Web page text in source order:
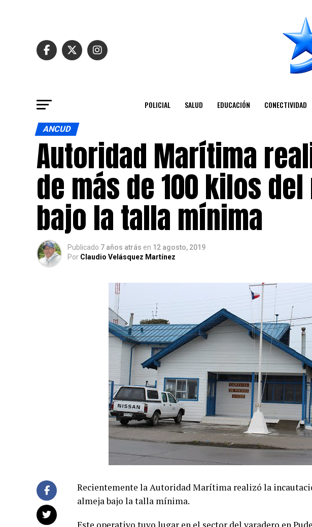
POLICIAL SALUD EDUCACIÓN CONECTIVIDAD
ANCUD
Autoridad Marítima
de más de 100 kilos
bajo la talla mínima
Publicado 7 años atrás en 12 agosto, 2019
Por Claudio Velásquez Martínez
Recientemente la Autoridad Marítima realizó la
almeja bajo la talla mínima.
Este operativo tuvo lugar en el sector del varadero en